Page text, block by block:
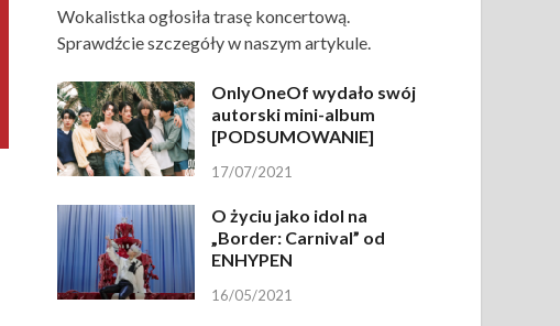
Wokalistka ogłosiła trasę koncertową.
Sprawdźcie szczegóły w naszym artykule.
OnlyOneOf wydało swój
autorski mini-album
[PODSUMOWANIE]
17/07/2021
O życiu jako idol na
„Border: Carnival” od
ENHYPEN
16/05/2021